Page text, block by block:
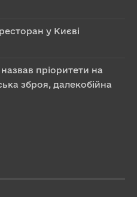
у Києві
пріоритети на
зброя, далекобійна